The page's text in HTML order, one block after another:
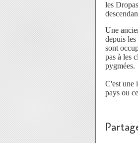
les
Une
depuis
sont
pas à les
pygmées.
C'est une
pays ou